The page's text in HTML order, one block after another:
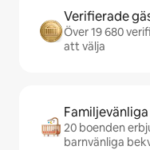
Verifierade
Över 19 680
att välja
20 boenden
barnvänliga